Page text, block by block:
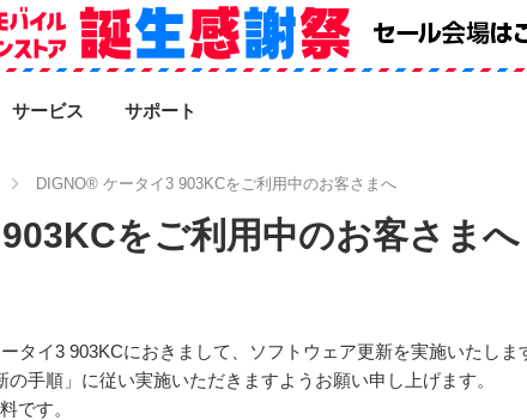
サービス サポート
DIGNO® ケータイ3 903KCをご利用中のお客さまへ
をご利用中のお客さまへ
タイ3 903KCにおきまして、ソフトウェア更新を実施いたしま
手順」に従い実施いただきますようお願い申し上げます。
です。